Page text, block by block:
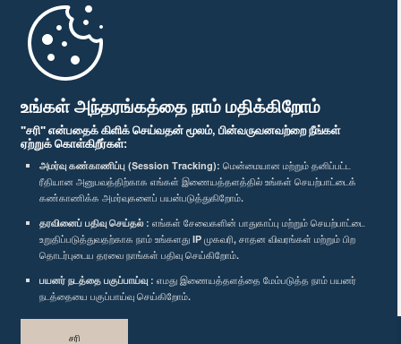
உங்கள் அந்தரங்கத்தை நாம் மதிக்கிறோம்
"சரி" என்பதைக் கிளிக் செய்வதன் மூலம், பின்வருவனவற்றை நீங்கள்
ஏற்றுக் கொள்கிறீர்கள்:
அமர்வு கண்காணிப்பு (Session Tracking): மென்மையான மற்றும் தனிப்பட்ட
ரீதியான அனுபவத்திற்காக எங்கள் இணையத்தளத்தில் உங்கள் செயற்பாட்டைக்
கண்காணிக்க அமர்வுகளைப் பயன்படுத்துகிறோம்.
தரவினைப் பதிவு செய்தல் : எங்கள் சேவைகளின் பாதுகாப்பு மற்றும் செயற்பாட்டை
உறுதிப்படுத்துவதற்காக நாம் உங்களது IP முகவரி, சாதன விவரங்கள் மற்றும் பிற
தொடர்புடைய தரவை நாங்கள் பதிவு செய்கிறோம்.
பயனர் நடத்தை பகுப்பாய்வு : எமது இணையத்தளத்தை மேம்படுத்த நாம் பயனர்
நடத்தையை பகுப்பாய்வு செய்கிறோம்.
சரி
முதற்பக்கம்
பாராளுமன்ற கையடக்க செயலி
எம்மை பின்தொடர்க :
விருதுகள்
தனியுரிமைக் கொள்கை